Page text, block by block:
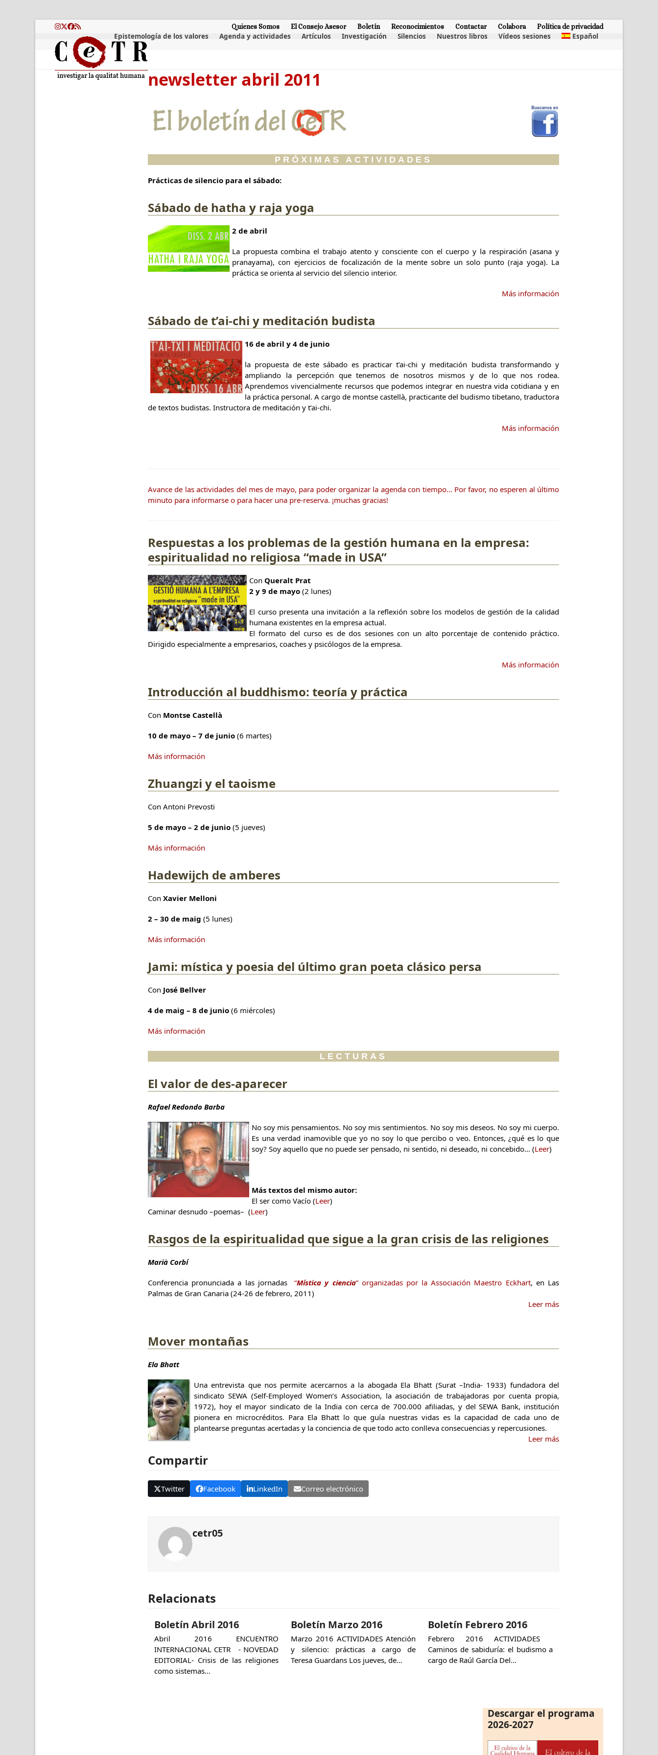
Instagram
Twitter
Facebook
RSS Quienes Somos El Consejo Asesor Boletín Reconocimientos Contactar Colabora Política de privacidad
Epistemología de los valores Agenda y actividades Artículos Investigación Silencios Nuestros libros Vídeos sesiones Español
newsletter abril 2011
PRÓXIMAS ACTIVIDADES
Prácticas de silencio para el sábado:
Sábado de hatha y raja yoga
2 de abril
La propuesta combina el trabajo atento y consciente con el cuerpo y la respiración (asana y
pranayama), con ejercicios de focalización de la mente sobre un solo punto (raja yoga). La
práctica se orienta al servicio del silencio interior.
Más información
Sábado de t’ai-chi y meditación budista
16 de abril y 4 de junio
la propuesta de este sábado es practicar t’ai-chi y meditación budista transformando y
ampliando la percepción que tenemos de nosotros mismos y de lo que nos rodea.
Aprendemos vivencialmente recursos que podemos integrar en nuestra vida cotidiana y en
la práctica personal. A cargo de montse castellà, practicante del budismo tibetano, traductora
de textos budistas. Instructora de meditación y t’ai-chi.
Más información
Avance de las actividades del mes de mayo, para poder organizar la agenda con tiempo… Por favor, no esperen al último
minuto para informarse o para hacer una pre-reserva. ¡muchas gracias!
Respuestas a los problemas de la gestión humana en la empresa:
espiritualidad no religiosa “made in USA”
Con Queralt Prat
2 y 9 de mayo (2 lunes)
El curso presenta una invitación a la reflexión sobre los modelos de gestión de la calidad
humana existentes en la empresa actual.
El formato del curso es de dos sesiones con un alto porcentaje de contenido práctico.
Dirigido especialmente a empresarios, coaches y psicólogos de la empresa.
Más información
Introducción al buddhismo: teoría y práctica
Con Montse Castellà
10 de mayo – 7 de junio (6 martes)
Más información
Zhuangzi y el taoisme
Con Antoni Prevosti
5 de mayo – 2 de junio (5 jueves)
Más información
Hadewijch de amberes
Con Xavier Melloni
2 – 30 de maig (5 lunes)
Más información
Jami: mística y poesia del último gran poeta clásico persa
Con José Bellver
4 de maig – 8 de junio (6 miércoles)
Más información
LECTURAS
El valor de des-aparecer
Rafael Redondo Barba
No soy mis pensamientos. No soy mis sentimientos. No soy mis deseos. No soy mi cuerpo.
Es una verdad inamovible que yo no soy lo que percibo o veo. Entonces, ¿qué es lo que
soy? Soy aquello que no puede ser pensado, ni sentido, ni deseado, ni concebido… (Leer)
Más textos del mismo autor:
El ser como Vacío (Leer)
Caminar desnudo –poemas– (Leer)
Rasgos de la espiritualidad que sigue a la gran crisis de las religiones
Marià Corbí
Conferencia pronunciada a las jornadas“Mística y ciencia” organizadas por la Associación Maestro Eckhart, en Las
Palmas de Gran Canaria (24-26 de febrero, 2011)
Leer más
Mover montañas
Ela Bhatt
Una entrevista que nos permite acercarnos a la abogada Ela Bhatt (Surat –India- 1933) fundadora del
sindicato SEWA (Self-Employed Women’s Association, la asociación de trabajadoras por cuenta propia,
1972), hoy el mayor sindicato de la India con cerca de 700.000 afiliadas, y del SEWA Bank, institución
pionera en microcréditos. Para Ela Bhatt lo que guía nuestras vidas es la capacidad de cada uno de
plantearse preguntas acertadas y la conciencia de que todo acto conlleva consecuencias y repercusiones.
Leer más
Compartir
Twitter Facebook LinkedIn Correo electrónico
cetr05
Relacionats
Boletín Abril 2016
Abril 2016 ENCUENTRO
INTERNACIONAL CETR - NOVEDAD
EDITORIAL- Crisis de las religiones
como sistemas…
Boletín Marzo 2016
Marzo 2016 ACTIVIDADES Atención
y silencio: prácticas a cargo de
Teresa Guardans Los jueves, de…
Boletín Febrero 2016
Febrero 2016 ACTIVIDADES
Caminos de sabiduría: el budismo a
cargo de Raúl García Del…
Descargar el programa
2026-2027